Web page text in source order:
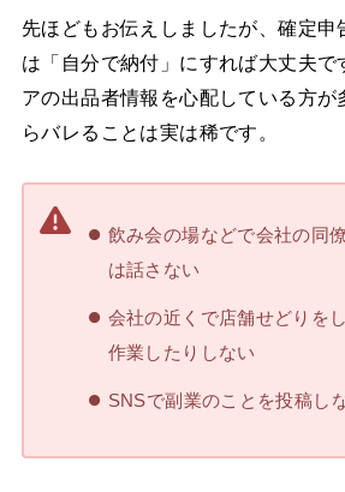
先ほどもお伝えしましたが、確定
は「自分で納付」にすれば大丈夫で
アの出品者情報を心配している方
らバレることは実は稀です。
飲み会の場などで会社の同
は話さない
会社の近くで店舗せどりを
作業したりしない
SNSで副業のことを投稿し